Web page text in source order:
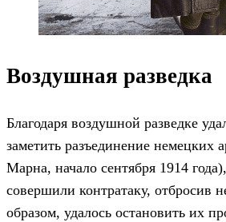
Воздушная разведка
Благодаря воздушной разведке
заметить разъединение немецких
Марна, начало сентября 1914
совершили контратаку, отбросив
образом, удалось остановить их